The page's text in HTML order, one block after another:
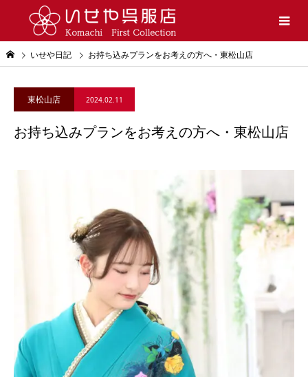
いせや日記 お持ち込みプランをお考えの方へ・東松山店
東松山店 2024.02.11
お持ち込みプランをお考えの方へ・東松山店